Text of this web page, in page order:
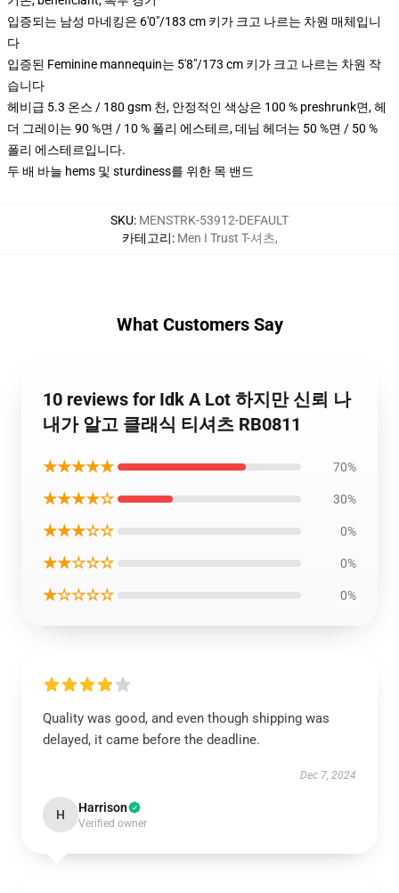
입증되는 남성 마네킹은 6'0"/183 cm 키가 크고 나르는 차원 매체입니
다
입증된 Feminine mannequin는 5'8"/173 cm 키가 크고 나르는 차원 작
습니다
헤비급 5.3 온스 / 180 gsm 천, 안정적인 색상은 100 % preshrunk면, 헤
더 그레이는 90 %면 / 10 % 폴리 에스테르, 데님 헤더는 50 %면 / 50 %
폴리 에스테르입니다.
두 배 바늘 hems 및 sturdiness를 위한 목 밴드
SKU: MENSTRK-53912-DEFAULT
카테고리: Men I Trust T-셔츠,
What Customers Say
10 reviews for Idk A Lot 하지만 신뢰 나
내가 알고 클래식 티셔츠 RB0811
★★★★★ 70%
★★★★☆ 30%
★★★☆☆ 0%
★★☆☆☆ 0%
★☆☆☆☆ 0%
Quality was good, and even though shipping was
delayed, it came before the deadline.
Dec 7, 2024
H Harrison
Verified owner